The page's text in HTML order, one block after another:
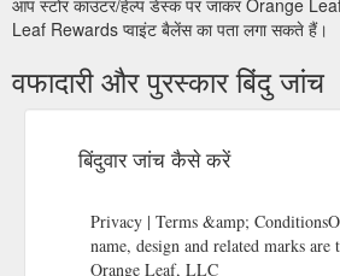
balance for an Orange Leaf Rewards
point-of-sale register. When you ...
https://orangeleafyogurt.com/terms-and-
Did you know that your
Orange Leaf gift card is also a loyalty
Rewards.https://orangeleafyogurt.com/
Mobile Policies |
Holders of any
आप स्टोर काउंटर/हेल्प डेस्क पर जाकर Orange
Leaf Rewards प्वाइंट बैलेंस का पता लगा सकते हैं।
वफादारी और पुरस्कार बिंदु जांच
बिंदुवार जांच कैसे करें
Privacy | Terms &amp;
name, design and related marks are
Orange Leaf, LLC